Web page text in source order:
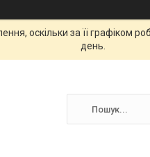
оскільки за її графіком
день.